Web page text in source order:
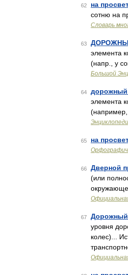
62 на
сотню на
Словарь
63
элемента
(напр., у
Большой
64 дорожный
элемента
(например,
65 на
66 Дверной
(или
67 Дорожный
уровня
колес)...